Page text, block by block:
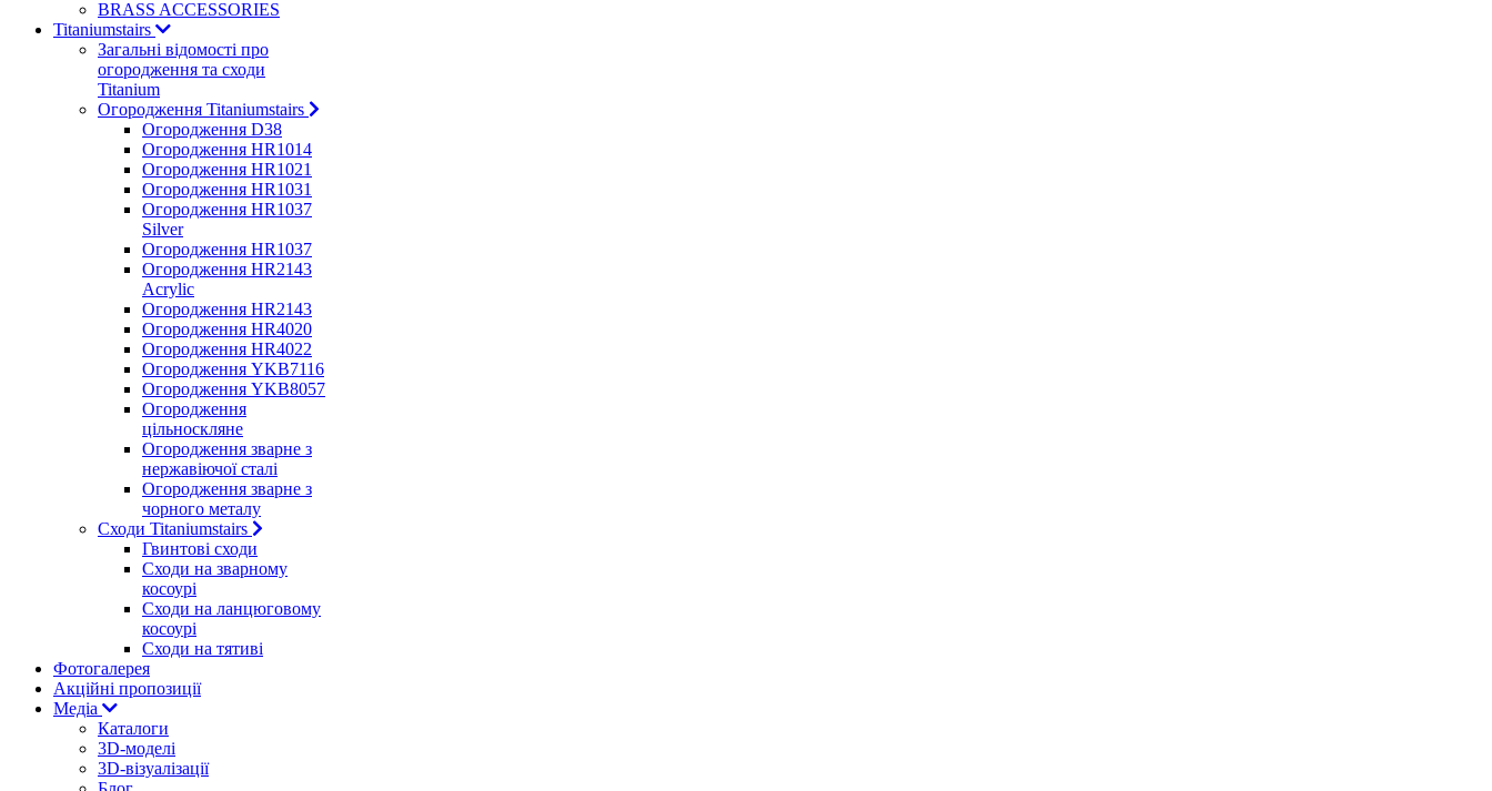
BRASS ACCESSORIES
Titaniumstairs
Загальні відомості про
огородження та сходи
Titanium
Огородження Titaniumstairs
Огородження D38
Огородження HR1014
Огородження HR1021
Огородження HR1031
Огородження HR1037
Silver
Огородження HR1037
Огородження HR2143
Acrylic
Огородження HR2143
Огородження HR4020
Огородження HR4022
Огородження YKB7116
Огородження YKB8057
Огородження
цільноскляне
Огородження зварне з
нержавіючої сталі
Огородження зварне з
чорного металу
Сходи Titaniumstairs
Гвинтові сходи
Cходи на зварному
косоурі
Сходи на ланцюговому
косоурі
Cходи на тятиві
Фотогалерея
Акційні пропозиції
Медіа
Каталоги
3D-моделі
3D-візуалізації